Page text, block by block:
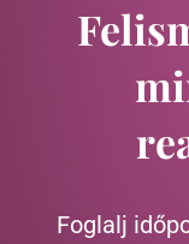
Foglalj